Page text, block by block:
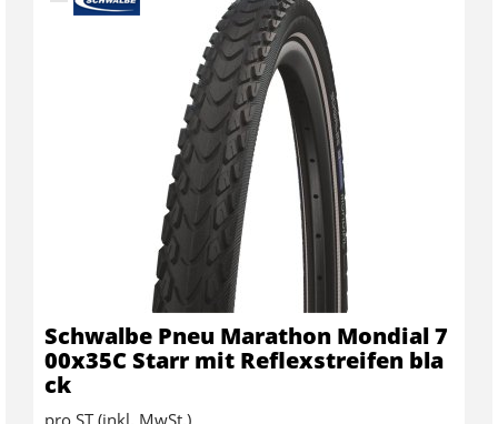
Schwalbe Pneu Marathon Mondial 7
00x35C Starr mit Reflexstreifen bla
ck